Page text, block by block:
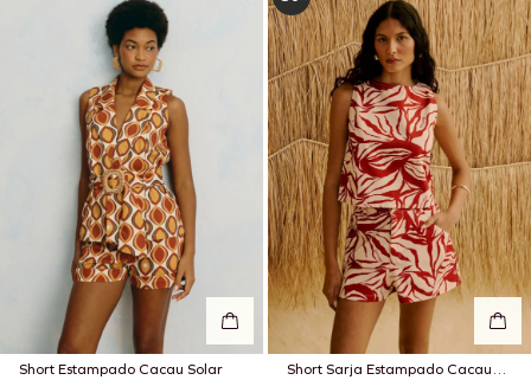
Short Estampado Cacau Solar
Short Sarja Estampado Cacau